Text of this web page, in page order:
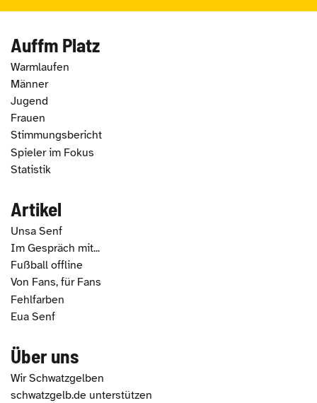
Auffm Platz
Warmlaufen
Männer
Jugend
Frauen
Stimmungsbericht
Spieler im Fokus
Statistik
Artikel
Unsa Senf
Im Gespräch mit...
Fußball offline
Von Fans, für Fans
Fehlfarben
Eua Senf
Über uns
Wir Schwatzgelben
schwatzgelb.de unterstützen